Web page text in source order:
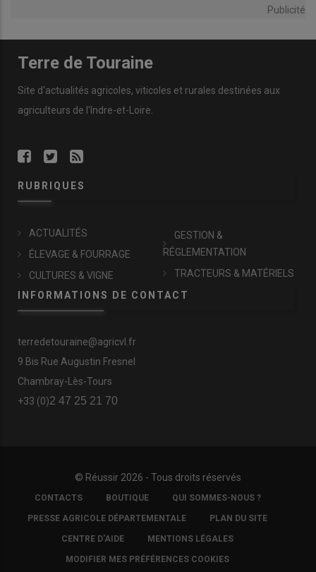
Publicité
Terre de Touraine
Site d'actualités agricoles, viticoles et rurales destinées aux
agriculteurs de l'Indre-et-Loire.
RUBRIQUES
ACTUALITÉS
ÉLEVAGE & FOURRAGE
CULTURES & VIGNE
GESTION &
RÉGLEMENTATION
TRACTEURS & MATÉRIELS
INFORMATIONS DE CONTACT
terredetouraine@agricvl.fr
9 Bis Rue Augustin Fresnel
Chambray-Lès-Tours
+33 (0)2 47 25 21 70
© Réussir 2026 - Tous droits réservés
FOOTER
COPYRIGHT
CONTACTS BOUTIQUE QUI SOMMES-NOUS ?
PRESSE AGRICOLE DÉPARTEMENTALE PLAN DU SITE
CENTRE D'AIDE MENTIONS LÉGALES
MODIFIER MES PRÉFÉRENCES COOKIES